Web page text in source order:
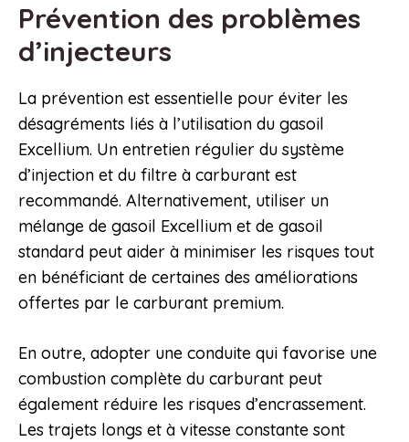
Prévention des problèmes
d’injecteurs
La prévention est essentielle pour éviter les
désagréments liés à l’utilisation du gasoil
Excellium. Un entretien régulier du système
d’injection et du filtre à carburant est
recommandé. Alternativement, utiliser un
mélange de gasoil Excellium et de gasoil
standard peut aider à minimiser les risques tout
en bénéficiant de certaines des améliorations
offertes par le carburant premium.
En outre, adopter une conduite qui favorise une
combustion complète du carburant peut
également réduire les risques d’encrassement.
Les trajets longs et à vitesse constante sont